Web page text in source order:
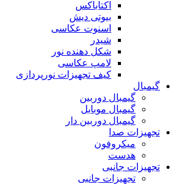
اکتاباکس
بیوتی دیش
اسنوت عکاسی
شیدر
شکل دهنده نور
لامپ عکاسی
کیف تجهیزات نورپردازی
گیمبال
گیمبال دوربین
گیمبال موبایل
گیمبال دوربین دار
تجهیزات صدا
میکروفون
هدست
تجهیزات جانبی
تجهیزات جانبی